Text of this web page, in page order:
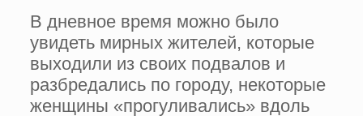
В дневное время можно было
увидеть мирных жителей, которые
выходили из своих подвалов и
разбредались по городу, некоторые
женщины «прогуливались» вдоль